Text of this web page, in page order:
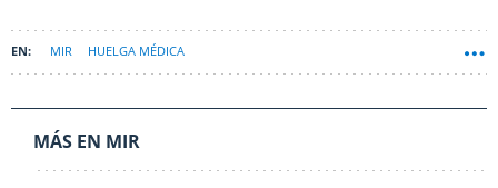
MIR HUELGA MÉDICA
MÁS EN MIR